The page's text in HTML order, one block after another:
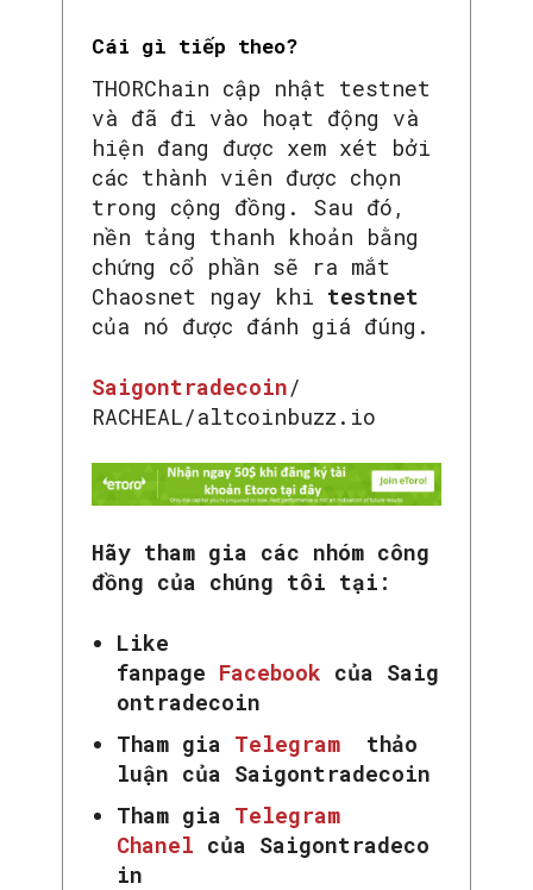
Cái gì tiếp theo?
THORChain cập nhật testnet
và đã đi vào hoạt động và
hiện đang được xem xét bởi
các thành viên được chọn
trong cộng đồng. Sau đó,
nền tảng thanh khoản bằng
chứng cổ phần sẽ ra mắt
Chaosnet ngay khi testnet
của nó được đánh giá đúng.
Saigontradecoin/
RACHEAL/altcoinbuzz.io
Hãy tham gia các nhóm công
đồng của chúng tôi tại:
Like
fanpage Facebook của Saig
ontradecoin
Tham gia Telegram
thảo
luận của Saigontradecoin
Tham gia Telegram
Chanel của Saigontradeco
in